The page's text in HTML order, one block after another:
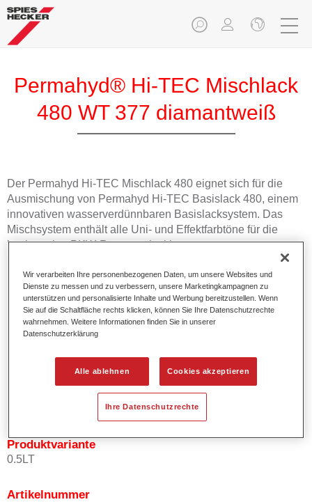
Permahyd® Hi-TEC Mischlack
480 WT 377 diamantweiß
Der Permahyd Hi-TEC Mischlack 480 eignet sich für die
Ausmischung von Permahyd Hi-TEC Basislack 480, einem
innovativen wasserverdünnbaren Basislacksystem. Das
Mischsystem enthält alle Uni- und Effektfarbtöne für die
hochwertige PKW-Reparaturlackierung.
Produktmerkmale
Einfach und schnell zu verarbeiten.
Bietet eine hohe Farbtongenauigkeit und gleichmäßige
Effektausrichtung.
Fördert kurze Prozesszeiten.
Ermöglicht einfaches und sicheres Einlackieren.
Kann variabel eingesetzt werden, z.B. für Innenraum-,
Mehrschicht- und Mehrfarbenlackierungen.
Produktvariante
0.5LT
Artikelnummer
Wir verarbeiten Ihre personenbezogenen Daten, um unsere Websites und
Dienste zu messen und zu verbessern, unsere Marketingkampagnen zu
unterstützen und personalisierte Inhalte und Werbung bereitzustellen. Wenn
Sie auf die Schaltfläche rechts klicken, können Sie Ihre Datenschutzrechte
wahrnehmen. Weitere Informationen finden Sie in unserer
Datenschutzerklärung
Alle ablehnen Cookies akzeptieren
Ihre Datenschutzrechte